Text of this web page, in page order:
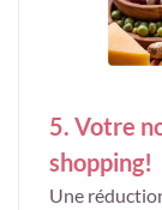
5. Votre
shopping!
Une